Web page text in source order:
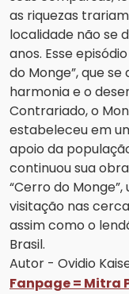
as riquezas
localidade não se
anos. Esse
do Monge”, que se
harmonia e o
Contrariado, o
estabeleceu em
apoio da
continuou sua
“Cerro do
visitação nas
assim como o
Brasil.
Autor - Ovidio
Fanpage = Mitra